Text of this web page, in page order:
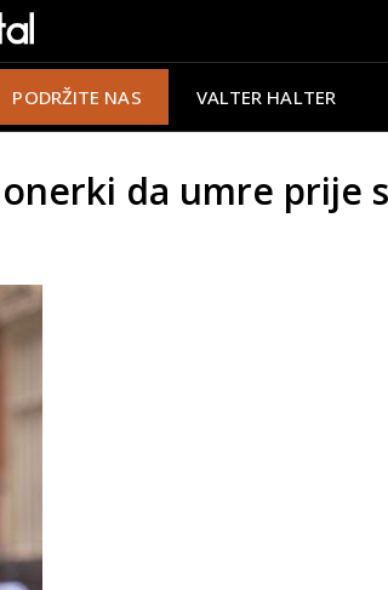
PODRŽITE NAS VALTER HALTER
da umre prije